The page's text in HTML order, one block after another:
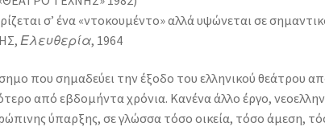
σ’ ένα «ντοκουμέντο» αλλά υψώνεται σε
Ελευθερία, 1964
που σημαδεύει την έξοδο του ελληνικού θεάτρου
από εβδομήντα χρόνια. Κανένα άλλο έργο,
ύπαρξης, σε γλώσσα τόσο οικεία, τόσο άμεση,